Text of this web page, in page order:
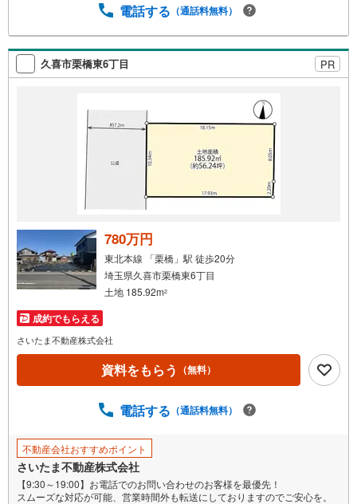
電話する （通話料無料）
久喜市栗橋東6丁目 PR
780万円
東北本線 「栗橋」駅 徒歩20分
埼玉県久喜市栗橋東6丁目
土地 185.92m2
成約でもらえる
さいたま不動産株式会社
資料をもらう （無料）
電話する （通話料無料）
不動産会社おすすめポイント
さいたま不動産株式会社
【9:30～19:00】お電話でのお問い合わせのお客様を最優先！
スムーズな対応が可能、営業時間外も転送にしておりますのでご安心を。